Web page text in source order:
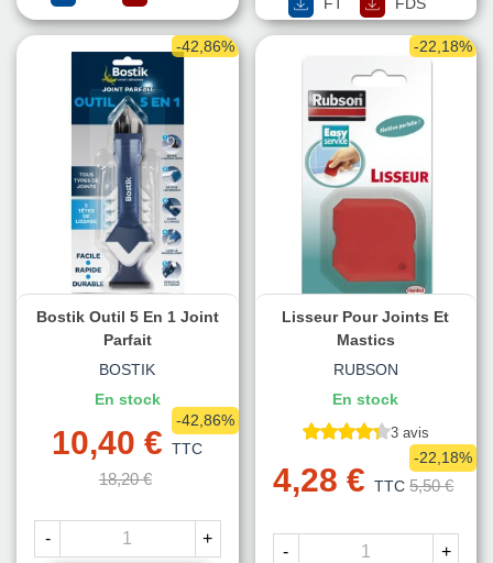
FT FDS
-42,86%
Bostik Outil 5 En 1 Joint
Parfait
BOSTIK
En stock
10,40 € TTC
18,20 €
-42,86%
- +
-22,18%
Lisseur Pour Joints Et
Mastics
RUBSON
En stock
3 avis
4,28 € TTC 5,50 €
-22,18%
- +